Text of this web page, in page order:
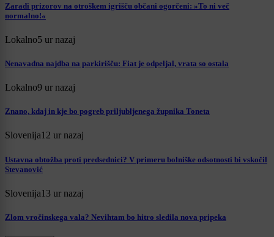
Zaradi prizorov na otroškem igrišču občani ogorčeni: »To ni več
normalno!«
Lokalno5 ur nazaj
Nenavadna najdba na parkirišču: Fiat je odpeljal, vrata so ostala
Lokalno9 ur nazaj
Znano, kdaj in kje bo pogreb priljubljenega župnika Toneta
Slovenija12 ur nazaj
Ustavna obtožba proti predsednici? V primeru bolniške odsotnosti bi vskočil
Stevanović
Slovenija13 ur nazaj
Zlom vročinskega vala? Nevihtam bo hitro sledila nova pripeka